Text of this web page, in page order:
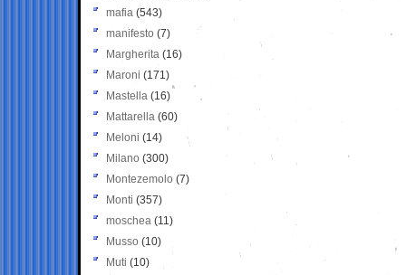
mafia (543)
manifesto (7)
Margherita (16)
Maroni (171)
Mastella (16)
Mattarella (60)
Meloni (14)
Milano (300)
Montezemolo (7)
Monti (357)
moschea (11)
Musso (10)
Muti (10)